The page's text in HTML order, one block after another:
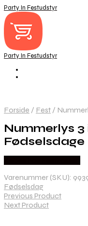
Party In Festudstyr
Party In Festudstyr
Forside / Fest /
Nummerlys
Fødselsdage
Varenummer (SKU):
Fødselsdag
Previous Product
Next Product